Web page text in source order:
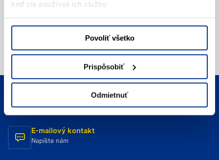
keď ste používali ich služby.
Povoliť všetko
Prispôsobiť
Odmietnuť
Telefonický kontakt
Zavolajte nám
E-mailový kontakt
Napíšte nám